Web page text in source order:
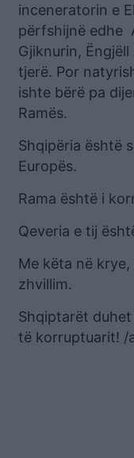
inceneratorin e
përfshijnë edhe
Gjiknurin,
tjerë. Por
ishte bërë pa
Ramës.
Shqipëria është
Europës.
Rama është i
Qeveria e tij
Me këta në
zhvillim.
Shqiptarët
të korruptuarit! /